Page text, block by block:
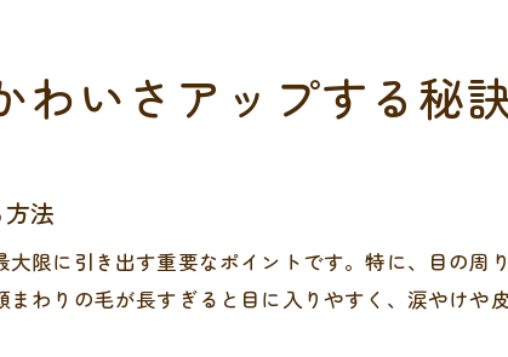
わいさアップする秘
法
限に引き出す重要なポイントです。特に、目の周
わりの毛が長すぎると目に入りやすく、涙やけ